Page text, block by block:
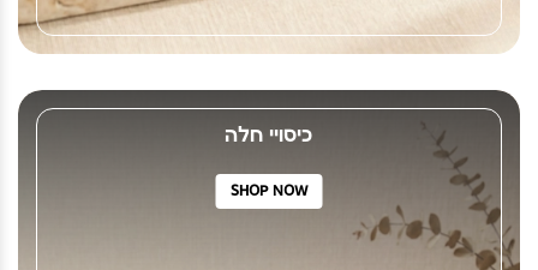
כיסויי חלה
SHOP NOW